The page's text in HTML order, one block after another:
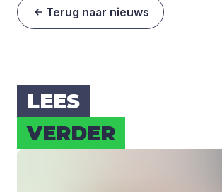
Terug naar nieuws
LEES
VER­DER